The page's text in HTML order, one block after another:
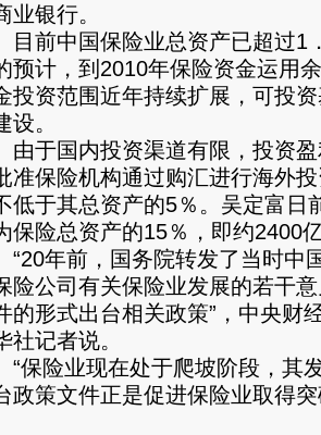
业银行。
前中国保险业总资产已超过1
预计，到2010年保险资金运用
投资范围近年持续扩展，可投
设。
于国内投资渠道有限，投资盈
准保险机构通过购汇进行海外
低于其总资产的5％。吴定富日
保险总资产的15％，即约2400
年前，国务院转发了当时中
险公司有关保险业发展的若干
的形式出台相关政策”，中央财
社记者说。
险业现在处于爬坡阶段，其发
政策文件正是促进保险业取得